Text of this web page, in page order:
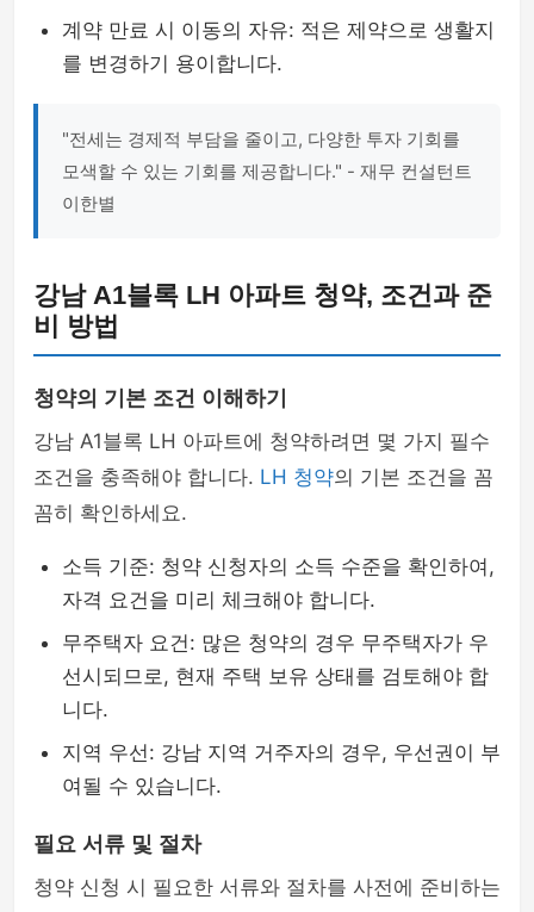
계약 만료 시 이동의 자유: 적은 제약으로 생활지
를 변경하기 용이합니다.
"전세는 경제적 부담을 줄이고, 다양한 투자 기회를
모색할 수 있는 기회를 제공합니다." - 재무 컨설턴트
이한별
강남 A1블록 LH 아파트 청약, 조건과 준
비 방법
청약의 기본 조건 이해하기
강남 A1블록 LH 아파트에 청약하려면 몇 가지 필수
조건을 충족해야 합니다. LH 청약의 기본 조건을 꼼
꼼히 확인하세요.
소득 기준: 청약 신청자의 소득 수준을 확인하여,
자격 요건을 미리 체크해야 합니다.
무주택자 요건: 많은 청약의 경우 무주택자가 우
선시되므로, 현재 주택 보유 상태를 검토해야 합
니다.
지역 우선: 강남 지역 거주자의 경우, 우선권이 부
여될 수 있습니다.
필요 서류 및 절차
청약 신청 시 필요한 서류와 절차를 사전에 준비하는